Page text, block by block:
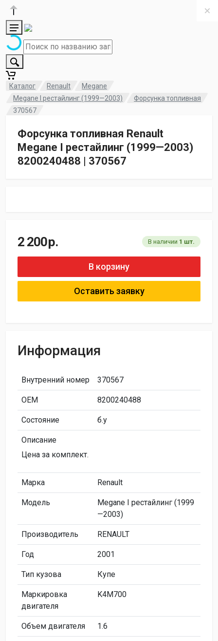
Каталог Renault
Megane
Megane I рестайлинг (1999—2003)
Форсунка топливная
370567
Форсунка топливная Renault
Megane I рестайлинг (1999—2003)
8200240488 | 370567
2 200р. В наличии 1 шт.
В корзину
Оставить заявку
Информация
Внутренний номер 370567
ОЕМ 8200240488
Состояние б.у
Описание
Цена за комплект.
Марка Renault
Модель
Megane I рестайлинг (1999
—2003)
Производитель RENAULT
Год 2001
Тип кузова Купе
Маркировка
двигателя
K4M700
Объем двигателя 1.6